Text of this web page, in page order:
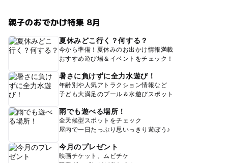
親子のおでかけ特集 8月
夏休みどこ行く？何する？
今から準備！夏休みのお出かけ情報満載
おすすめ遊び場＆イベントをチェック！
暑さに負けずに全力水遊び！
年齢別や人気アトラクション情報など
子ども大満足のプール＆水遊びスポット
雨でも遊べる場所！
全天候型スポットをチェック
屋内で一日たっぷり思いっきり遊ぼう♪
今月のプレゼント
映画チケット、ムビチケ